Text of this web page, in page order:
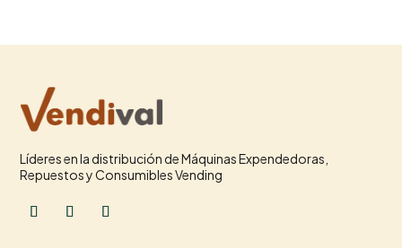
Líderes en la distribución de Máquinas Expendedoras,
Repuestos y Consumibles Vending